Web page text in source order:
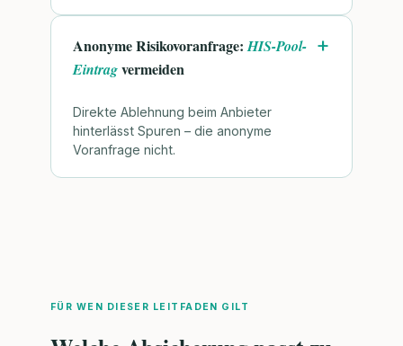
Anonyme Risikovoranfrage:HIS-Pool-
Eintragvermeiden
Direkte Ablehnung beim Anbieter
hinterlässt Spuren – die anonyme
Voranfrage nicht.
FÜR WEN DIESER LEITFADEN GILT